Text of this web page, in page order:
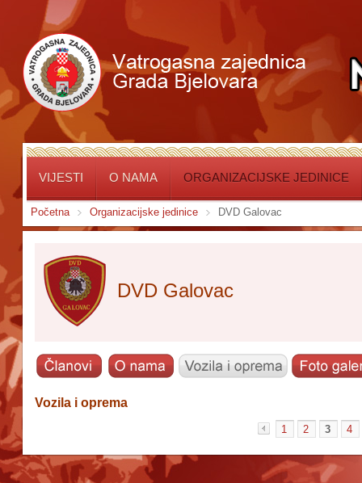
VIJESTI O NAMA ORGANIZACIJSKE JEDINICE
Početna Organizacijske jedinice DVD Galovac
DVD Galovac
Vozila i oprema
«
1 2 3 4